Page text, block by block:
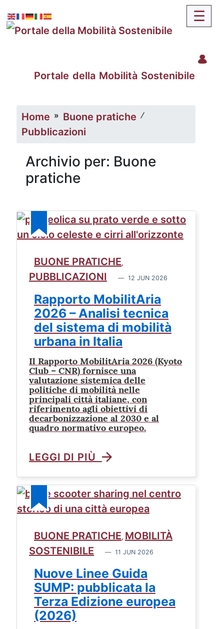
Portale della Mobilità Sostenibile
Home » Buone pratiche ∕
Pubblicazioni
Archivio per: Buone
pratiche
BUONE PRATICHE,
PUBBLICAZIONI 12 JUN 2026
Rapporto MobilitAria
2026 – Analisi tecnica
del sistema di mobilità
urbana in Italia
Il Rapporto MobilitAria 2026 (Kyoto
Club – CNR) fornisce una
valutazione sistemica delle
politiche di mobilità nelle
principali città italiane, con
riferimento agli obiettivi di
decarbonizzazione al 2030 e al
quadro normativo europeo.
LEGGI DI PIÙ
BUONE PRATICHE, MOBILITÀ
SOSTENIBILE
11 JUN 2026
Nuove Linee Guida
SUMP: pubblicata la
Terza Edizione europea
(2026)